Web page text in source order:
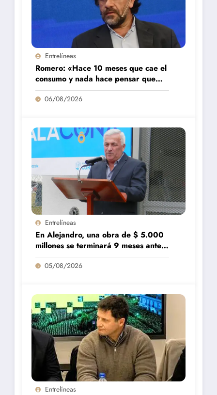
Entrelíneas
Romero: «Hace 10 meses que cae el
consumo y nada hace pensar que
vaya a repuntar»
06/08/2026
Entrelíneas
En Alejandro, una obra de $ 5.000
millones se terminará 9 meses antes
de lo previsto
05/08/2026
Entrelíneas